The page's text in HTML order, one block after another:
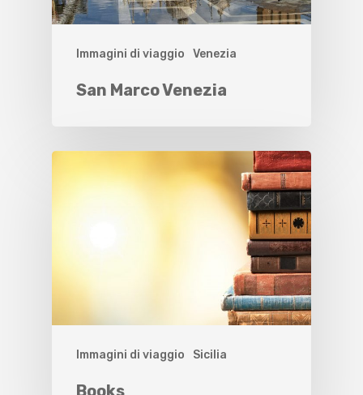
Immagini di viaggio Venezia
San Marco Venezia
Immagini di viaggio Sicilia